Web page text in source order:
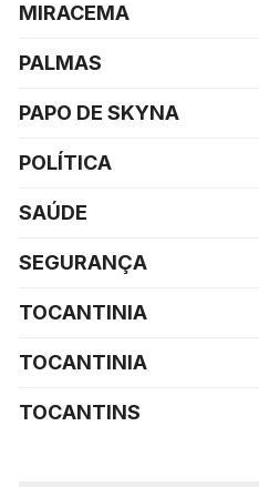
MIRACEMA
PALMAS
PAPO DE SKYNA
POLÍTICA
SAÚDE
SEGURANÇA
TOCANTINIA
TOCANTINIA
TOCANTINS